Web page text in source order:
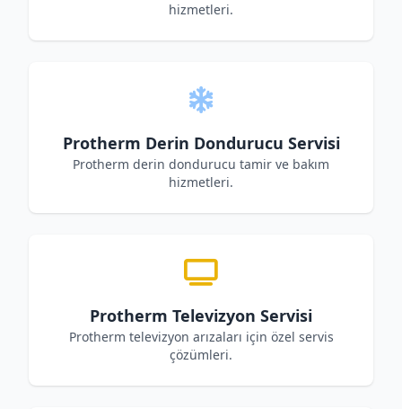
hizmetleri.
Protherm Derin Dondurucu Servisi
Protherm derin dondurucu tamir ve bakım
hizmetleri.
Protherm Televizyon Servisi
Protherm televizyon arızaları için özel servis
çözümleri.